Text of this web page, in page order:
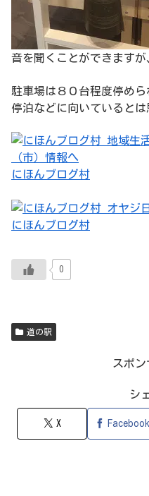
音を聞くことができますが
駐車場は８０台程度停め
停泊などに向いているとは
にほんブログ村
にほんブログ村
0
道の駅
スポン
シ
X Facebook